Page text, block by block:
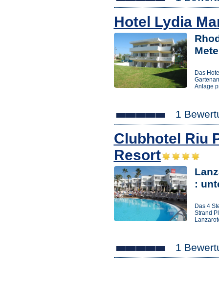
Hotel Lydia
Das
Anlage
1
Clubhotel Riu
Resort
:
Das 4
Strand
1